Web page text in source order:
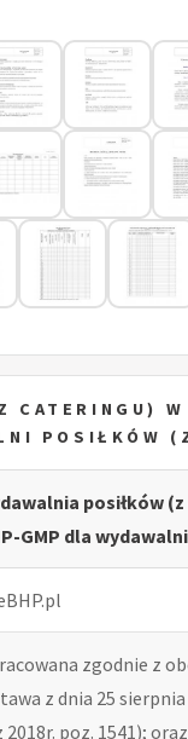
CATERINGU)
POSIŁKÓW
posiłków
GMP dla
zgodnie z
z dnia 25
2018r. poz. 1541);